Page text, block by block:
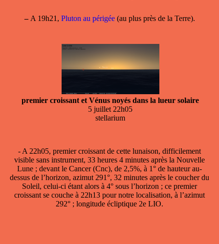
–A 19h21, Pluton au périgée (au plus près de la Terre).
premier croissant et Vénus noyés dans la lueur solaire
5 juillet 22h05
stellarium
- A 22h05, premier croissantde cette lunaison, difficilement
visible sans instrument, 33 heures 4 minutes après la Nouvelle
Lune ; devant le Cancer (Cnc), de 2,5%, à 1° de hauteur au-
dessus de l’horizon, azimut 291°, 32 minutes après le coucher du
Soleil, celui-ci étant alors à 4° sous l’horizon ; ce premier
croissant se couche à 22h13 pour notre localisation, à l’azimut
292° ; longitude écliptique 2e LIO.